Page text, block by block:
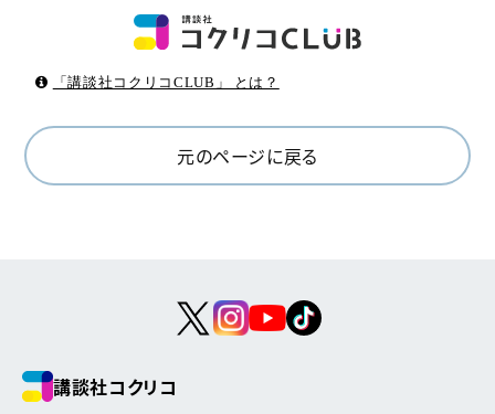
「講談社コクリコCLUB」 とは？
元のページに戻る
講談社コクリコ